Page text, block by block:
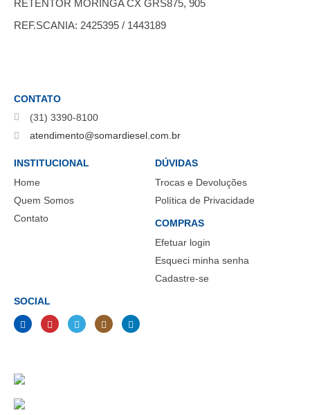
RETENTOR MORINGA CX GRS875, 905
REF.SCANIA: 2425395 / 1443189
CONTATO
(31) 3390-8100
atendimento@somardiesel.com.br
INSTITUCIONAL
Home
Quem Somos
Contato
DÚVIDAS
Trocas e Devoluções
Política de Privacidade
COMPRAS
Efetuar login
Esqueci minha senha
Cadastre-se
SOCIAL